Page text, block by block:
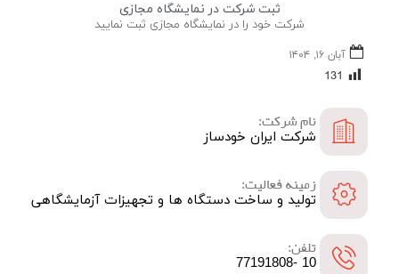
ثبت شرکت در نمایشگاه مجازی
شرکت خود را در نمایشگاه مجازی ثبت نمایید
آبان ۱۶, ۱۴۰۴
131
نام شرکت:
شرکت ایران خودساز
زمینه فعالیت:
تولید و ساخت دستگاه ها و تجهیزات آزمایشگاهی
تلفن:
10 -77191808